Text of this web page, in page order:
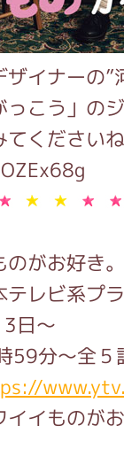
イナーの
こう」の
てください
のがお好き
レビ系プ
日～
59分～全
イものが
いんしつ
部